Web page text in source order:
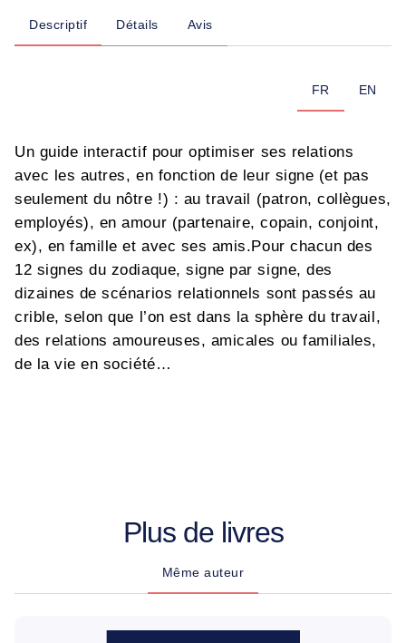
Descriptif Détails Avis
FR EN
Un guide interactif pour optimiser ses relations
avec les autres, en fonction de leur signe (et pas
seulement du nôtre !) : au travail (patron, collègues,
employés), en amour (partenaire, copain, conjoint,
ex), en famille et avec ses amis.Pour chacun des
12 signes du zodiaque, signe par signe, des
dizaines de scénarios relationnels sont passés au
crible, selon que l’on est dans la sphère du travail,
des relations amoureuses, amicales ou familiales,
de la vie en société…
Plus de livres
Même auteur